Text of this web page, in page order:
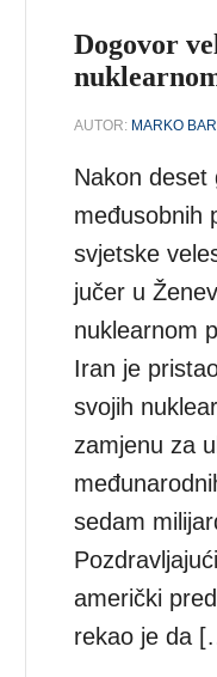
Dogovor
AUTOR: MARKO
Nakon deset
međusobnih
svjetske
jučer u
nuklearnom
Iran je
svojih
zamjenu za
sedam
američki
rekao je da